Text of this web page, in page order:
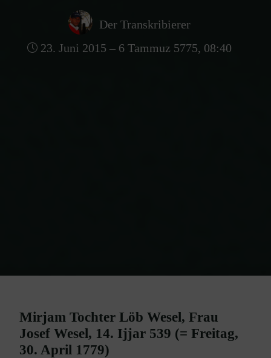
Der Transkribierer
23. Juni 2015 – 6 Tammuz 5775, 08:40
Mirjam Tochter Löb Wesel, Frau
Josef Wesel, 14. Ijjar 539 (= Freitag,
30. April 1779)